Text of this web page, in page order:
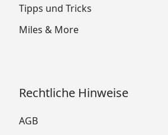
Tipps und Tricks
Miles & More
Rechtliche Hinweise
AGB